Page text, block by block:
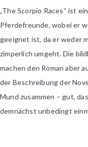
„The Scorpio Races“ ist
Pferdefreunde, wobei er
geeignet ist, da er weder
zimperlich umgeht. Die
machen den Roman aber
der Beschreibung der
Mund zusammen – gut,
demnächst unbedingt